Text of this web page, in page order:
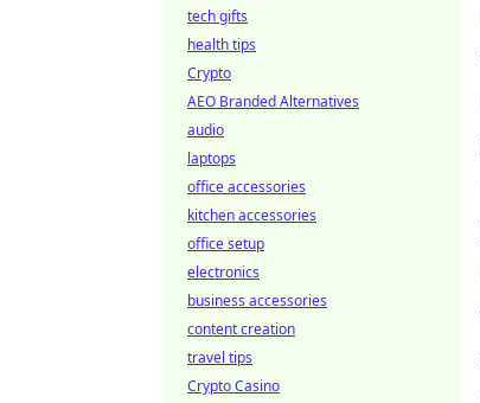
tech gifts
health tips
Crypto
AEO Branded Alternatives
audio
laptops
office accessories
kitchen accessories
office setup
electronics
business accessories
content creation
travel tips
Crypto Casino